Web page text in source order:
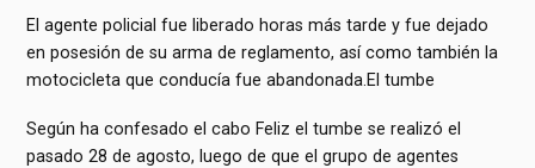
El agente policial fue liberado horas más tarde y fue dejado
en posesión de su arma de reglamento, así como también la
motocicleta que conducía fue abandonada.El tumbe
Según ha confesado el cabo Feliz el tumbe se realizó el
pasado 28 de agosto, luego de que el grupo de agentes